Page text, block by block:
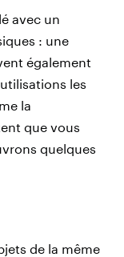
avec un
: une
également
les
la
que vous
quelques
de la même